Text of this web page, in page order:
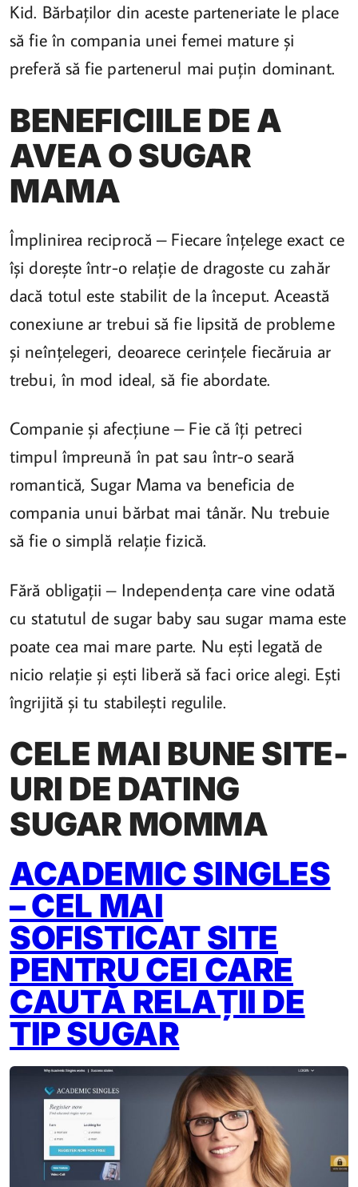
Kid. Bărbaților din aceste parteneriate le place
să fie în compania unei femei mature și
preferă să fie partenerul mai puțin dominant.
BENEFICIILE DE A
AVEA O SUGAR
MAMA
Împlinirea reciprocă – Fiecare înțelege exact ce
își dorește într-o relație de dragoste cu zahăr
dacă totul este stabilit de la început. Această
conexiune ar trebui să fie lipsită de probleme
și neînțelegeri, deoarece cerințele fiecăruia ar
trebui, în mod ideal, să fie abordate.
Companie și afecțiune – Fie că îți petreci
timpul împreună în pat sau într-o seară
romantică, Sugar Mama va beneficia de
compania unui bărbat mai tânăr. Nu trebuie
să fie o simplă relație fizică.
Fără obligații – Independența care vine odată
cu statutul de sugar baby sau sugar mama este
poate cea mai mare parte. Nu ești legată de
nicio relație și ești liberă să faci orice alegi. Ești
îngrijită și tu stabilești regulile.
CELE MAI BUNE SITE-
URI DE DATING
SUGAR MOMMA
ACADEMIC SINGLES
– CEL MAI
SOFISTICAT SITE
PENTRU CEI CARE
CAUTĂ RELAȚII DE
TIP SUGAR